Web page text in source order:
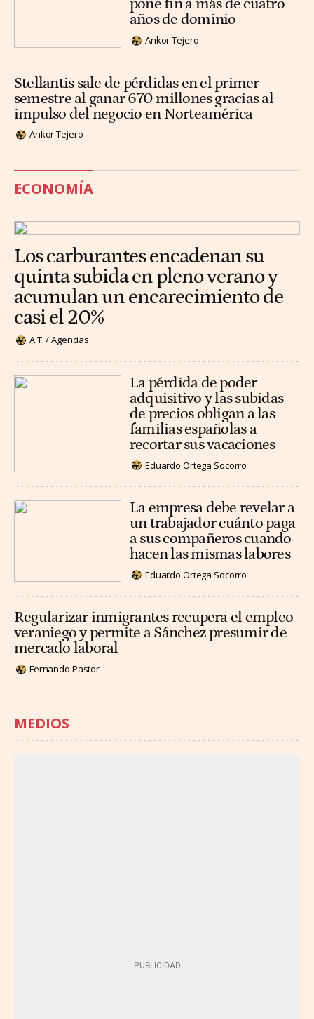
pone fin a más de cuatro
años de dominio
Ankor Tejero
Stellantis sale de pérdidas en el primer
semestre al ganar 670 millones gracias al
impulso del negocio en Norteamérica
Ankor Tejero
ECONOMÍA
Los carburantes encadenan su
quinta subida en pleno verano y
acumulan un encarecimiento de
casi el 20%
A.T. / Agencias
La pérdida de poder
adquisitivo y las subidas
de precios obligan a las
familias españolas a
recortar sus vacaciones
Eduardo Ortega Socorro
La empresa debe revelar a
un trabajador cuánto paga
a sus compañeros cuando
hacen las mismas labores
Eduardo Ortega Socorro
Regularizar inmigrantes recupera el empleo
veraniego y permite a Sánchez presumir de
mercado laboral
Fernando Pastor
MEDIOS